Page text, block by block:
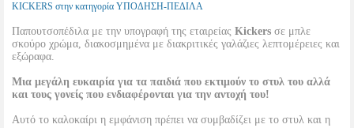
KICKERS στην κατηγορία ΥΠΟΔΗΣΗ-ΠΕΔΙΛΑ
Παπουτσοπέδιλα με την υπογραφή της εταιρείας Kickers σε μπλε
σκούρο χρώμα, διακοσμημένα με διακριτικές γαλάζιες λεπτομέρειες και
εξώραφα.
Μια μεγάλη ευκαιρία για τα παιδιά που εκτιμούν το στυλ του αλλά
και τους γονείς που ενδιαφέρονται για την αντοχή του!
Αυτό το καλοκαίρι η εμφάνιση πρέπει να συμβαδίζει με το στυλ και η